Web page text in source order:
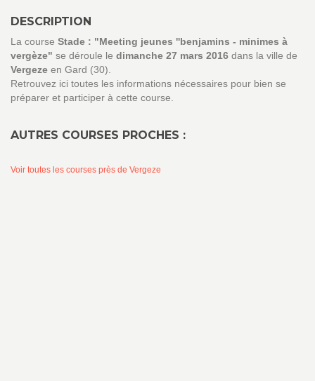
DESCRIPTION
La course Stade : "Meeting jeunes ''benjamins - minimes à
vergèze" se déroule le dimanche 27 mars 2016 dans la ville de
Vergeze en Gard (30).
Retrouvez ici toutes les informations nécessaires pour bien se
préparer et participer à cette course.
AUTRES COURSES PROCHES :
Voir toutes les courses près de Vergeze